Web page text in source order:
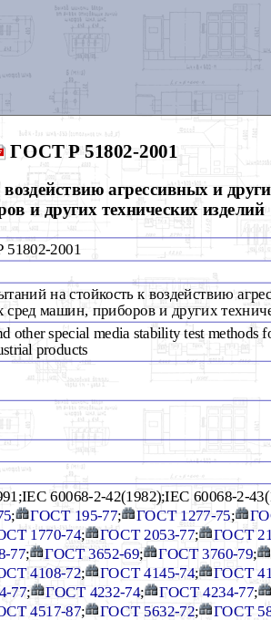
ГОСТ Р 51802-2001
агрессивных и
и других технических изделий
2001
на стойкость к воздействию
сред машин, приборов и других
other special media stability test methods
products
60068-2-42(1982);IEC 60068-2-
; ГОСТ 195-77; ГОСТ 1277-75;
1770-74; ГОСТ 2053-77; ГОСТ
77; ГОСТ 3652-69; ГОСТ 3760-79;
4108-72; ГОСТ 4145-74; ГОСТ
77; ГОСТ 4232-74; ГОСТ 4234-77;
4517-87; ГОСТ 5632-72; ГОСТ